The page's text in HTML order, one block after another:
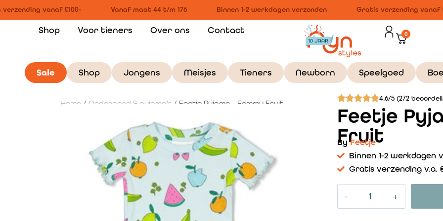
vanaf €100- Vanaf maat 44 t/m 176 Binnen 1-2 werkdagen verzonden Gratis verzending vanaf
Shop Voor tieners Over ons Contact 0
Sale Shop Jongens Meisjes Tieners Newborn Speelgoed
Home / Ondergoed & pyjama's / Feetje Pyjama – Femmy Fruit
4.6/5 (272
Feetje
Fruit
ByFeetje
Binnen 1-2 werkdagen
Gratis verzending v.a.